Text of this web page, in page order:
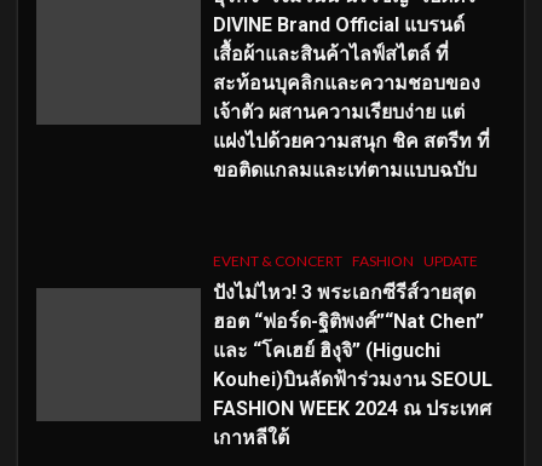
DIVINE Brand Official แบรนด์
เสื้อผ้าและสินค้าไลฟ์สไตล์ ที่
สะท้อนบุคลิกและความชอบของ
เจ้าตัว ผสานความเรียบง่าย แต่
แฝงไปด้วยความสนุก ชิค สตรีท ที่
ขอติดแกลมและเท่ตามแบบฉบับ
EVENT & CONCERT FASHION UPDATE
ปังไม่ไหว! 3 พระเอกซีรีส์วายสุด
ฮอต “ฟอร์ด-ฐิติพงศ์”“Nat Chen”
และ “โคเฮย์ ฮิงุจิ” (Higuchi
Kouhei)บินลัดฟ้าร่วมงาน SEOUL
FASHION WEEK 2024 ณ ประเทศ
เกาหลีใต้